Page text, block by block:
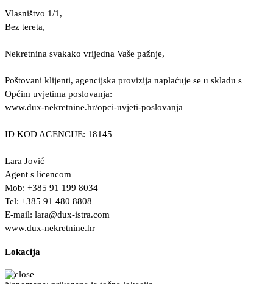
Vlasništvo 1/1,
Bez tereta,
Nekretnina svakako vrijedna Vaše pažnje,
Poštovani klijenti, agencijska provizija naplaćuje se u skladu s
Općim uvjetima poslovanja:
www.dux-nekretnine.hr/opci-uvjeti-poslovanja
ID KOD AGENCIJE: 18145
Lara Jović
Agent s licencom
Mob: +385 91 199 8034
Tel: +385 91 480 8808
E-mail: lara@dux-istra.com
www.dux-nekretnine.hr
Lokacija